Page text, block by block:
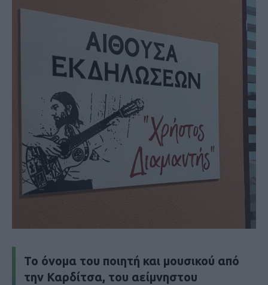
To όνομα του ποιητή και μουσικού από
την Καρδίτσα, του αείμνηστου